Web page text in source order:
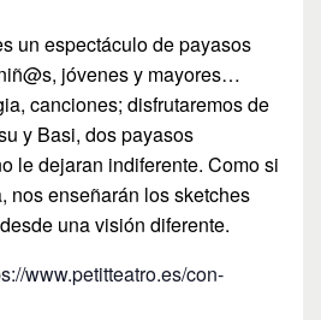
un espectáculo de payasos
jóvenes y mayores…
canciones; disfrutaremos de
y Basi, dos payasos
le dejaran indiferente. Como si
nos enseñarán los sketches
una visión diferente.
www.petitteatro.es/con-